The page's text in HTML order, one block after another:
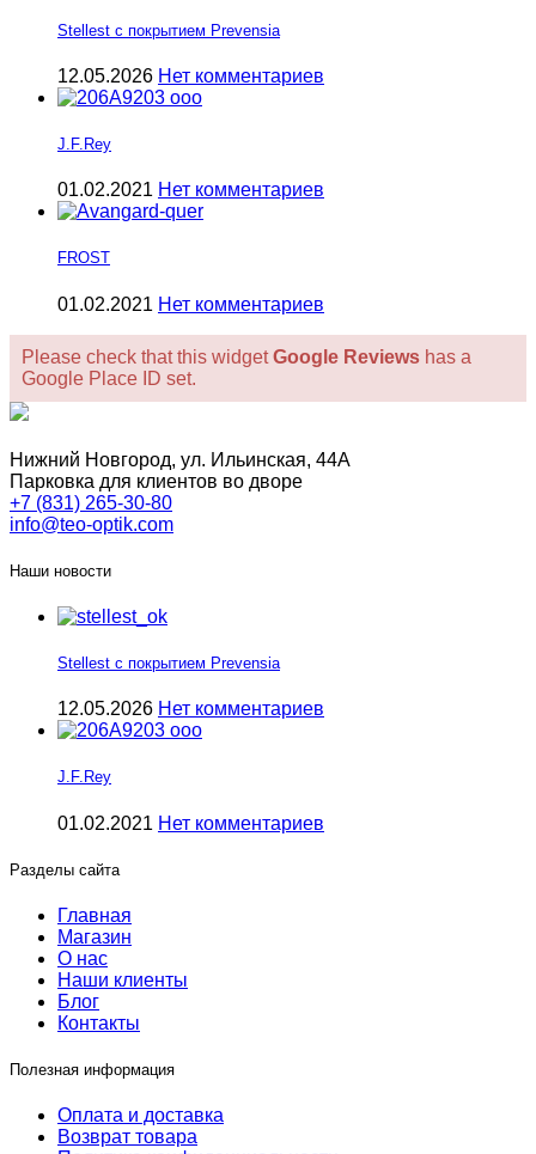
Stellest с покрытием Prevensia
12.05.2026 Нет комментариев
J.F.Rey
01.02.2021 Нет комментариев
FROST
01.02.2021 Нет комментариев
Please check that this widgetGoogle Reviews has a
Google Place ID set.
Нижний Новгород, ул. Ильинская, 44А
Парковка для клиентов во дворе
+7 (831) 265-30-80
info@teo-optik.com
Наши новости
Stellest с покрытием Prevensia
12.05.2026 Нет комментариев
J.F.Rey
01.02.2021 Нет комментариев
Разделы сайта
Главная
Магазин
О нас
Наши клиенты
Блог
Контакты
Полезная информация
Оплата и доставка
Возврат товара